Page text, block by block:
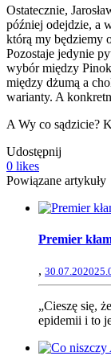
Ostatecznie,
później odejdzie, a
którą my będziemy
Pozostaje jedynie
wybór między
między dżumą a
warianty. A
A Wy co sądzicie?
Udostępnij
0 likes
Powiązane artykuły
Premier
, 30.07.2020
„Cieszę się,
epidemii i to